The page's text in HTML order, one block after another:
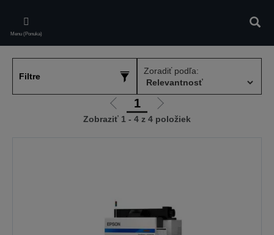
main
content
Menu (Ponuka)
Filtre
Zoradiť podľa:
Ísť
na
1
Ísť
na
Zobraziť 1 - 4 z 4 položiek